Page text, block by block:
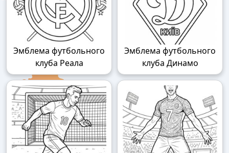
Эмблема футбольного
клуба Реала
Эмблема футбольного
клуба Динамо